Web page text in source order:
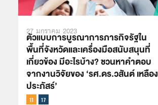
27 มกราคม 2023
ตัวแบบการบูรณาการภารกิจรัฐใน
พื้นที่จังหวัดและเครื่องมือสนับสนุนที่
เกี่ยวข้อง มีอะไรบ้าง? ชวนหาคำตอบ
จากงานวิจัยของ ‘รศ.ดร.วสันต์ เหลือง
ประภัสร์’